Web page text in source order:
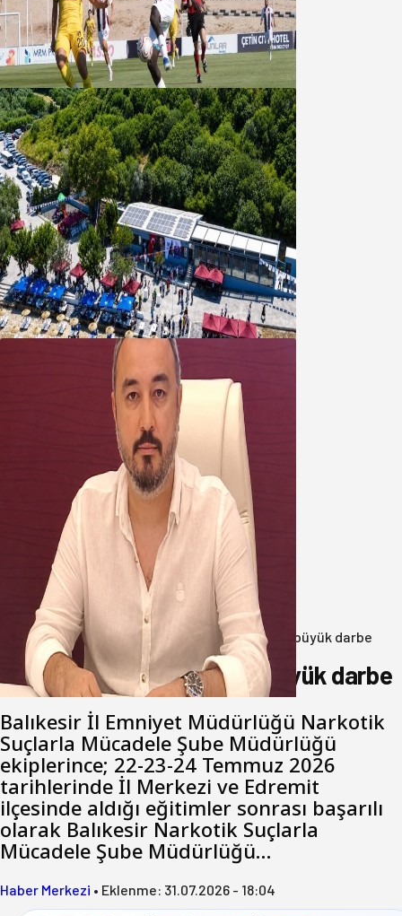
Bandırmaspor’dan 3 gollü başlangıç
08 Ağustos 2026
Bandırma Belediyesinden
Şirinçavuş’a hayat veren tesis
08 Ağustos 2026
Oğuzbeyi’nden Balıkesirspor
yönetimine cevap : Herkes kendine
yakışanı yapar, buluttan nem
kapmayın!
07 Ağustos 2026
Anasayfa/ 3.Sayfa/ Balıkesir’de uyuşturucuya büyük darbe
Balıkesir’de uyuşturucuya büyük darbe
Balıkesir İl Emniyet Müdürlüğü Narkotik
Suçlarla Mücadele Şube Müdürlüğü
ekiplerince; 22-23-24 Temmuz 2026
tarihlerinde İl Merkezi ve Edremit
ilçesinde aldığı eğitimler sonrası başarılı
olarak Balıkesir Narkotik Suçlarla
Mücadele Şube Müdürlüğü…
Haber Merkezi • Eklenme: 31.07.2026 - 18:04